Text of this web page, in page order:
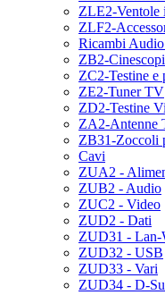
ZLE2-
ZLF2-
Ricambi
ZB2-Cinescopi
ZC2-Testine e
ZE2-Tuner TV
ZD2-Testine
ZA2-Antenne
ZB31-Zoccoli
Cavi
ZUA2 -
ZUB2 - Audio
ZUC2 - Video
ZUD2 - Dati
ZUD31 - Lan-
ZUD32 - USB
ZUD33 - Vari
ZUD34 - D-